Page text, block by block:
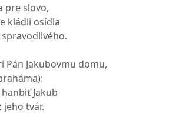
pre slovo,
kládli osídla
Pán Jakubovmu domu,
Jakub
jeho tvár.